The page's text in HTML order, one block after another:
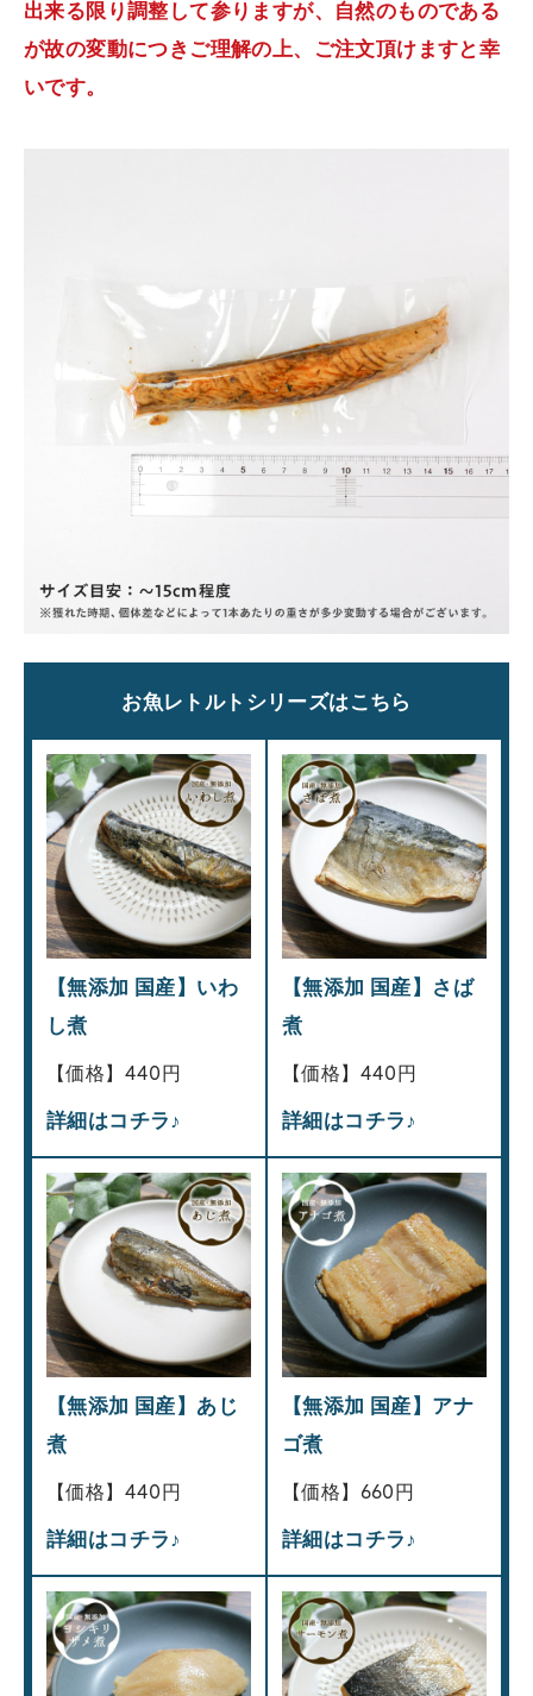
出来る限り調整して参りますが、自然のものである
が故の変動につきご理解の上、ご注文頂けますと幸
いです。
お魚レトルトシリーズはこちら
【無添加 国産】いわ
し煮
【価格】440円
詳細はコチラ♪
【無添加 国産】さば
煮
【価格】440円
詳細はコチラ♪
【無添加 国産】あじ
煮
【価格】440円
詳細はコチラ♪
【無添加 国産】アナ
ゴ煮
【価格】660円
詳細はコチラ♪